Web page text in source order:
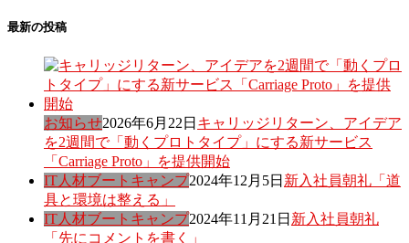
最新の投稿
お知らせ2026年6月22日 キャリッジリターン、アイデア
を2週間で「動くプロトタイプ」にする新サービス
「Carriage Proto」を提供開始
IT人材ブートキャンプ2024年12月5日 新入社員朝礼「道
具と環境は整える」
IT人材ブートキャンプ2024年11月21日 新入社員朝礼
「先にコメントを書く」